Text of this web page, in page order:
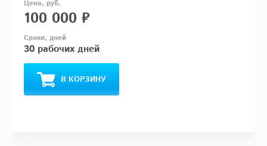
100 000 ₽
30 рабочих дней
В КОРЗИНУ